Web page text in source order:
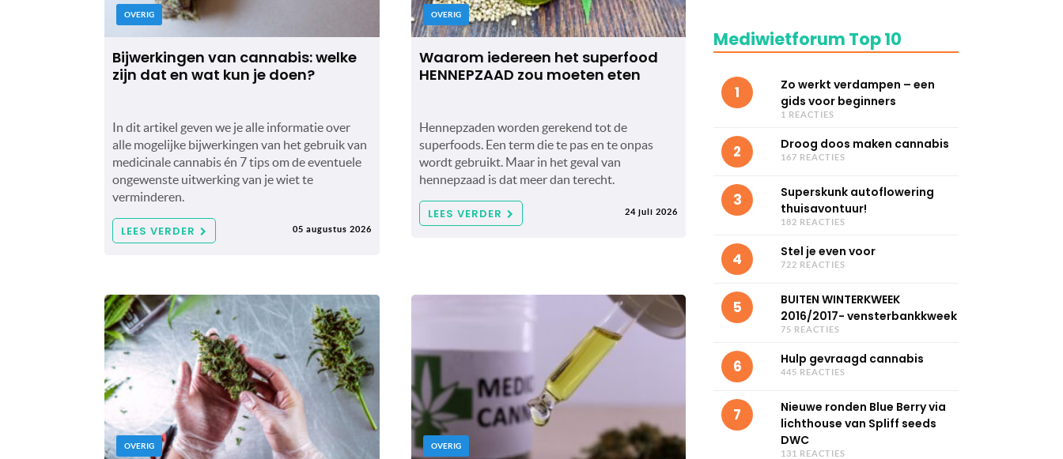
OVERIG
Bijwerkingen van cannabis: welke
zijn dat en wat kun je doen?
In dit artikel geven we je alle informatie over
alle mogelijke bijwerkingen van het gebruik van
medicinale cannabis én 7 tips om de eventuele
ongewenste uitwerking van je wiet te
verminderen.
LEES VERDER 05 augustus 2026
OVERIG
Waarom iedereen het superfood
HENNEPZAAD zou moeten eten
Hennepzaden worden gerekend tot de
superfoods. Een term die te pas en te onpas
wordt gebruikt. Maar in het geval van
hennepzaad is dat meer dan terecht.
LEES VERDER 24 juli 2026
OVERIG OVERIG
Mediwietforum Top 10
1
Zo werkt verdampen – een
gids voor beginners
1 REACTIES
2 Droog doos maken cannabis
167 REACTIES
3
Superskunk autoflowering
thuisavontuur!
182 REACTIES
4 Stel je even voor
722 REACTIES
5
BUITEN WINTERKWEEK
2016/2017- vensterbankkweek
75 REACTIES
6 Hulp gevraagd cannabis
445 REACTIES
7
Nieuwe ronden Blue Berry via
lichthouse van Spliff seeds
DWC
131 REACTIES